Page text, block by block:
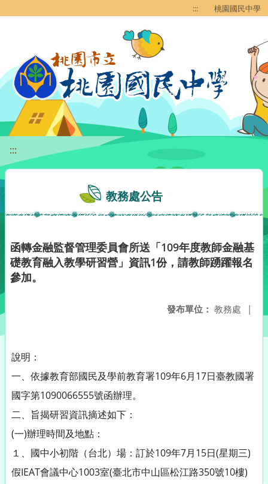
::: 桃園國民中學
:::
教務處公告
函轉金融監督管理委員會所送「109年度教師金融基
礎教育融入教學研習營」資訊1份，請教師踴躍報名
參加。
發布單位： 教務處 |
說明：
一、依據教育部國民及學前教育署109年6月17日臺教國署
國字第1090066555號函辦理。
二、旨揭研習資訊摘述如下：
(一)辦理時間及地點：
１、國中小初階（台北）場：訂於109年7月15日(星期三)
假IEAT會議中心1003室(臺北市中山區松江路350號10樓)